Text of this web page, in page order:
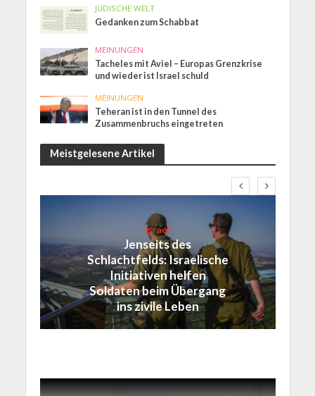
JÜDISCHE WELT
Gedanken zum Schabbat
MEINUNGEN
Tacheles mit Aviel – Europas Grenzkrise
und wieder ist Israel schuld
MEINUNGEN
Teheran ist in den Tunnel des
Zusammenbruchs eingetreten
Meistgelesene Artikel
Israel
Jenseits des
Schlachtfelds: Israelische
Initiativen helfen
Soldaten beim Übergang
ins zivile Leben